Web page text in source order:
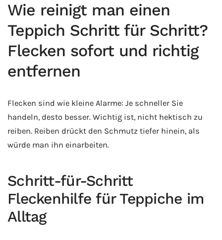
Wie reinigt man einen
Teppich Schritt für Schritt?
Flecken sofort und richtig
entfernen
Flecken sind wie kleine Alarme: Je schneller Sie
handeln, desto besser. Wichtig ist, nicht hektisch zu
reiben. Reiben drückt den Schmutz tiefer hinein, als
würde man ihn einarbeiten.
Schritt-für-Schritt
Fleckenhilfe für Teppiche im
Alltag